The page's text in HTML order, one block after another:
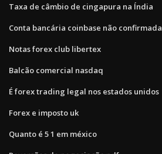
Taxa de câmbio de cingapura na Índia
Conta bancária coinbase não confirmada
Notas forex club libertex
Balcão comercial nasdaq
É forex trading legal nos estados unidos
Forex e imposto uk
Quanto é 5 1 em méxico